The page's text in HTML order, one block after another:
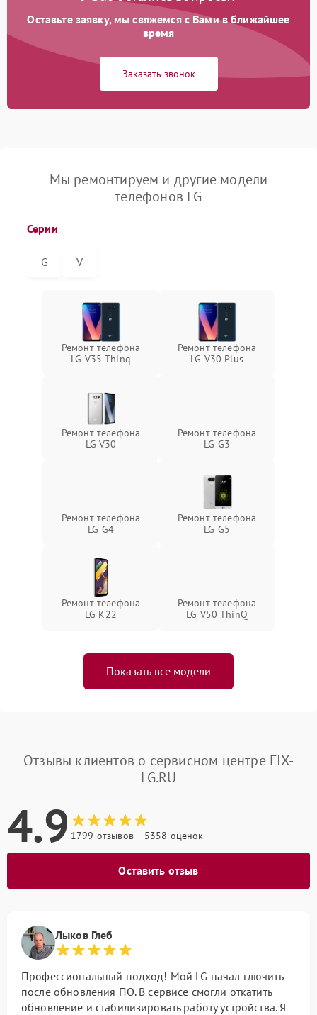
Оставьте заявку, мы свяжемся с Вами в ближайшее
время
Заказать звонок
Мы ремонтируем и другие модели
телефонов LG
Серии
G V
Ремонт телефона
LG V35 Thinq
Ремонт телефона
LG V30 Plus
Ремонт телефона
LG V30
Ремонт телефона
LG G3
Ремонт телефона
LG G4
Ремонт телефона
LG G5
Ремонт телефона
LG K22
Ремонт телефона
LG V50 ThinQ
Показать все модели
Отзывы клиентов о сервисном центре FIX-
LG.RU
4.9 1799 отзывов 5358 оценок
Оставить отзыв
Лыков Глеб
Профессиональный подход! Мой LG начал глючить
после обновления ПО. В сервисе смогли откатить
обновление и стабилизировать работу устройства. Я